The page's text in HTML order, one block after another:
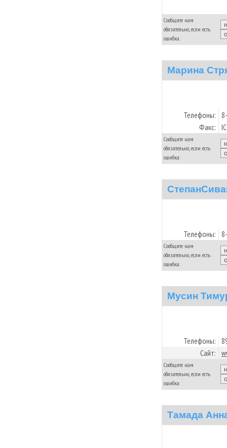
Сообщите нам
обязательно, если есть
ошибка:
Марина
Телефоны:
Факс:
Сообщите нам
обязательно, если есть
ошибка:
Телефоны:
Сообщите нам
обязательно, если есть
ошибка:
Мусин
Телефоны:
Сайт:
Сообщите нам
обязательно, если есть
ошибка:
Тамада